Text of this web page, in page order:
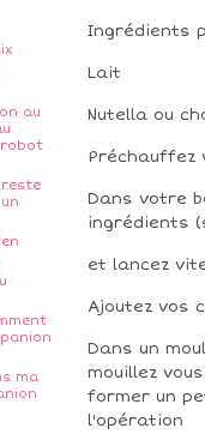
au
robot
reste
ma
Ingrédients
Lait
Nutella ou
Préchauffez
Dans votre
ingrédients
et lancez
Ajoutez vos
Dans un
mouillez
former un
l'opération